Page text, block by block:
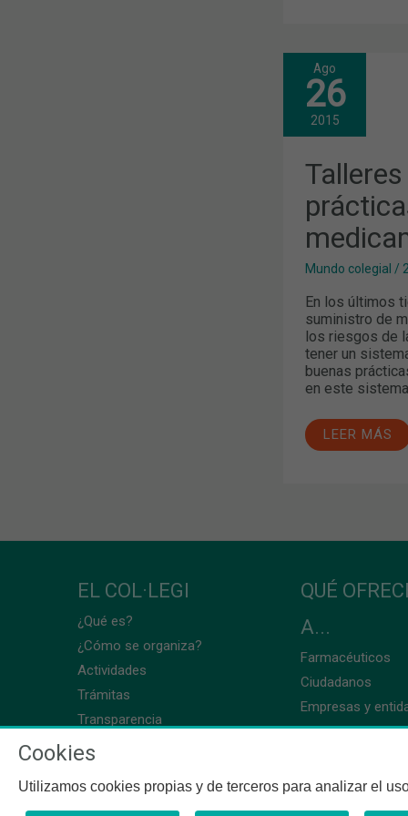
Ago
26
2015
Mundo colegial /
En los últimos
suministro de
los riesgos de
tener un
buenas
en este
TALLERES
SOBRE
BUENAS
PRÁCTICAS
DE
DE
LEER MÁS
EL COL·LEGI
¿Qué es?
¿Cómo se organiza?
Actividades
Trámitas
Transparencia
QUÉ
A...
Farmacéuticos
Ciudadanos
Empresas y
Cookies
Utilizamos cookies propias y de terceros para analizar el